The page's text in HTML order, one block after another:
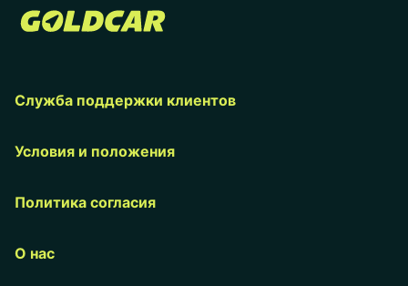
Служба поддержки клиентов
Условия и положения
Политика согласия
О нас